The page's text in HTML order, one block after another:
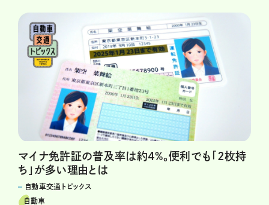
マイナ免許証の普及率は約4%。便利でも「2枚持
ち」が多い理由とは
自動車交通トピックス
自動車